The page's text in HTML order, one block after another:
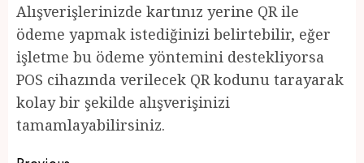
Alışverişlerinizde kartınız yerine QR ile
ödeme yapmak istediğinizi belirtebilir, eğer
işletme bu ödeme yöntemini destekliyorsa
POS cihazında verilecek QR kodunu tarayarak
kolay bir şekilde alışverişinizi
tamamlayabilirsiniz.